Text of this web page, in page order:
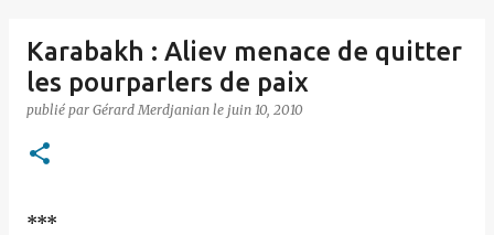
Karabakh : Aliev menace de quitter
les pourparlers de paix
publié par Gérard Merdjanian le juin 10, 2010
***